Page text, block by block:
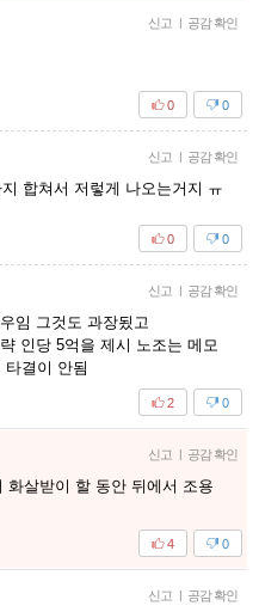
신고 | 공감 확인
0
0
신고 | 공감 확인
합쳐서 저렇게 나오는거지 ㅠ
0
0
신고 | 공감 확인
임 그것도 과장됬고
인당 5억을 제시 노조는 메모
결이 안됨
0
2
신고 | 공감 확인
화살받이 할 동안 뒤에서 조용
0
4
신고 | 공감 확인